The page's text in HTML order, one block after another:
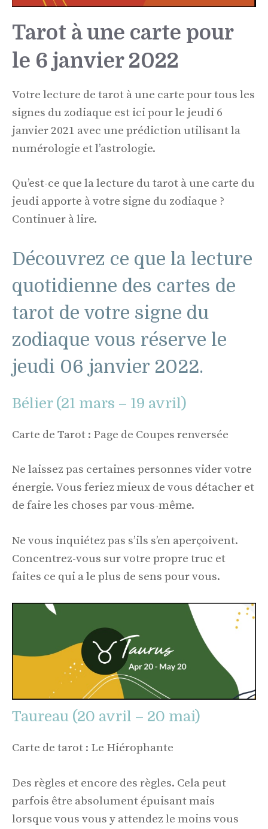
Tarot à une carte pour
le 6 janvier 2022
Votre lecture de tarot à une carte pour tous les
signes du zodiaque est ici pour le jeudi 6
janvier 2021 avec une prédiction utilisant la
numérologie et l’astrologie.
Qu’est-ce que la lecture du tarot à une carte du
jeudi apporte à votre signe du zodiaque ?
Continuer à lire.
Découvrez ce que la lecture
quotidienne des cartes de
tarot de votre signe du
zodiaque vous réserve le
jeudi 06 janvier 2022.
Bélier (21 mars – 19 avril)
Carte de Tarot : Page de Coupes renversée
Ne laissez pas certaines personnes vider votre
énergie. Vous feriez mieux de vous détacher et
de faire les choses par vous-même.
Ne vous inquiétez pas s’ils s’en aperçoivent.
Concentrez-vous sur votre propre truc et
faites ce qui a le plus de sens pour vous.
Taureau (20 avril – 20 mai)
Carte de tarot : Le Hiérophante
Des règles et encore des règles. Cela peut
parfois être absolument épuisant mais
lorsque vous vous y attendez le moins vous